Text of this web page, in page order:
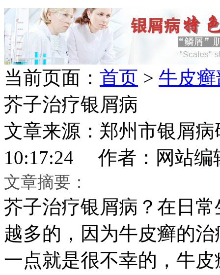
当前页面： 首页 > 牛皮
芥子治疗银屑病
文章来源：郑州市银屑
10:17:24 作者：网站编
文章摘要：
芥子治疗银屑病？在日
越多的，因为牛皮癣的
一点就是很不幸的，牛